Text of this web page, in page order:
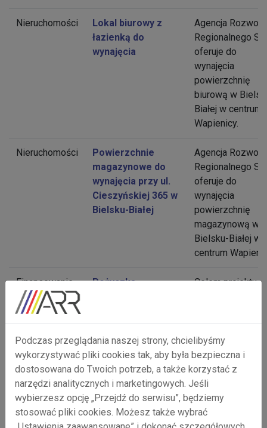
Nieruchomości
Lokal biurowy z
łazienką do
wynajęcia
Agencja Rozwoju
Regionalnego S.A
oferuje do
wynajęcia
powierzchnię
biurową w
Białej w centrum
Wapienicy.
Nieruchomości
Powierzchnie
magazynowe do
wynajęcia przy ul.
Cieszyńskiej 365 w
Bielsku-Białej
Agencja Rozwoju
Regionalnego S.A
oferuje do
wynajęcia
powierzchnię
magazynową w
Bielsku-Białej w
centrum
Finansowanie
Pożyczka
2023
Celem projektu
skutkom sytuacji
gospodarczej
wsparcie
pożyczkami
przedsiębiorstw,
które mają
problemy z
płynnością
Podczas przeglądania naszej strony, chcielibyśmy
wykorzystywać pliki cookies tak, aby była bezpieczna i
dostosowana do Twoich potrzeb, a także korzystać z
narzędzi analitycznych i marketingowych. Jeśli
wybierzesz opcję „Przejdź do serwisu”, będziemy
stosować pliki cookies. Możesz także wybrać